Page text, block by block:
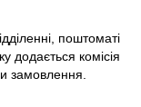
поштоматі
додається комісія
замовлення.